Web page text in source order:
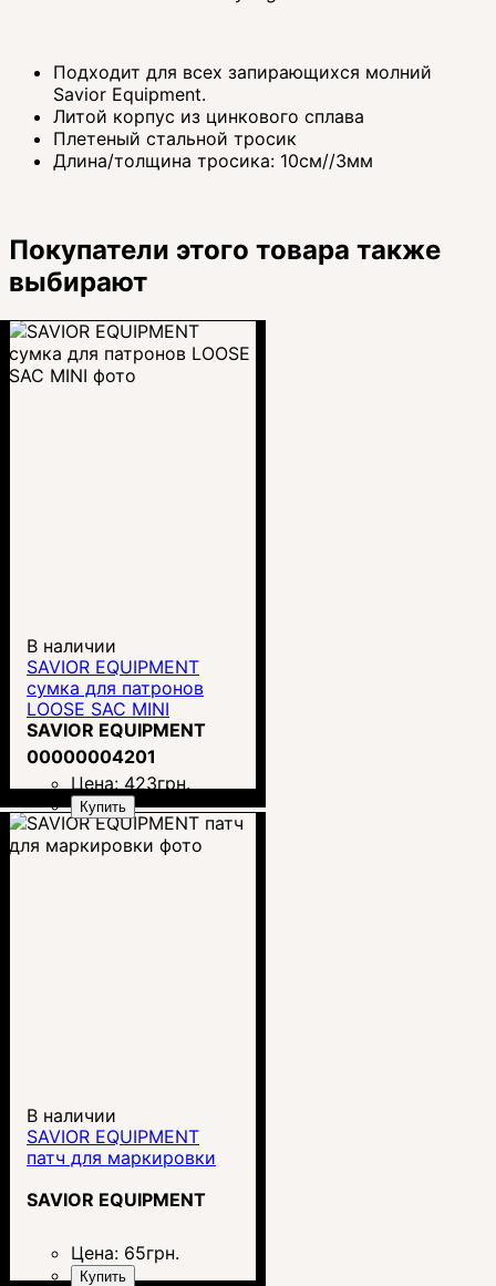
Подходит для всех запирающихся молний
Savior Equipment.
Литой корпус из цинкового сплава
Плетеный стальной тросик
Длина/толщина тросика: 10см//3мм
Покупатели этого товара также
выбирают
В наличии
SAVIOR EQUIPMENT
сумка для патронов
LOOSE SAC MINI
SAVIOR EQUIPMENT
00000004201
Цена: 423грн.
Купить
В наличии
SAVIOR EQUIPMENT
патч для маркировки
SAVIOR EQUIPMENT
Цена: 65грн.
Купить